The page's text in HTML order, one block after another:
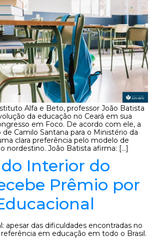
Alfa e Beto, professor João Batista
da educação no Ceará em sua
em Foco. De acordo com ele, a
Camilo Santana para o Ministério da
clara preferência pelo modelo de
nordestino. João Batista afirma: […]
Interior do
Prêmio por
apesar das dificuldades encontradas no
em educação em todo o Brasil.